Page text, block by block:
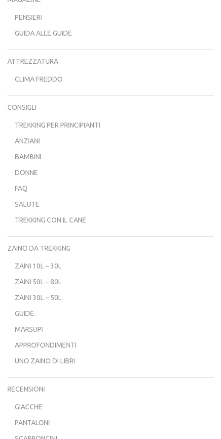
PENSIERI
GUIDA ALLE GUIDE
ATTREZZATURA
CLIMA FREDDO
CONSIGLI
TREKKING PER PRINCIPIANTI
ANZIANI
BAMBINI
DONNE
FAQ
SALUTE
TREKKING CON IL CANE
ZAINO DA TREKKING
ZAINI 10L – 30L
ZAINI 50L – 80L
ZAINI 30L – 50L
GUIDE
MARSUPI
APPROFONDIMENTI
UNO ZAINO DI LIBRI
RECENSIONI
GIACCHE
PANTALONI